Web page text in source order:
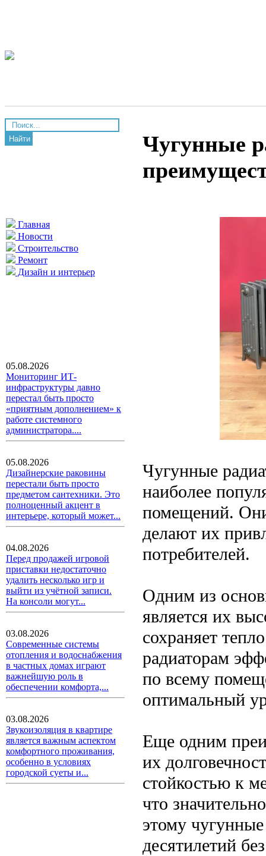
Найти
Главная
Новости
Строительство
Ремонт
Дизайн и интерьер
05.08.2026
Мониторинг ИТ-
инфраструктуры давно
перестал быть просто
«приятным дополнением» к
работе системного
администратора....
05.08.2026
Дизайнерские раковины
перестали быть просто
предметом сантехники. Это
полноценный акцент в
интерьере, который может...
04.08.2026
Перед продажей игровой
приставки недостаточно
удалить несколько игр и
выйти из учётной записи.
На консоли могут...
03.08.2026
Современные системы
отопления и водоснабжения
в частных домах играют
важнейшую роль в
обеспечении комфорта,...
03.08.2026
Звукоизоляция в квартире
является важным аспектом
комфортного проживания,
особенно в условиях
городской суеты и...
Чугунные
Чугунные
наиболее
помещений.
делают их
потребителей.
Одним из
является их
сохраняет
радиаторам
по всему
оптимальный
Еще одним
их
стойкостью к
что
этому
десятилетий